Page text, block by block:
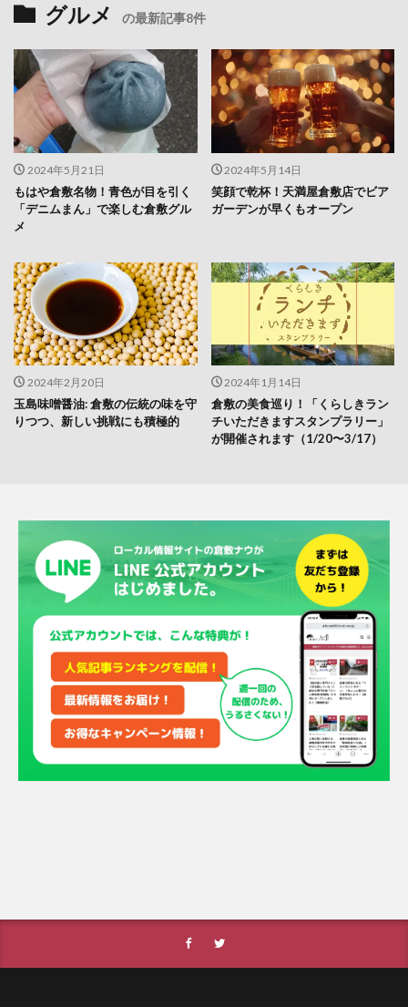
グルメ の最新記事8件
2024年5月21日
もはや倉敷名物！青色が目を引く
「デニムまん」で楽しむ倉敷グル
メ
2024年5月14日
笑顔で乾杯！天満屋倉敷店でビア
ガーデンが早くもオープン
2024年2月20日
玉島味噌醤油: 倉敷の伝統の味を守
りつつ、新しい挑戦にも積極的
2024年1月14日
倉敷の美食巡り！「くらしきラン
チいただきますスタンプラリー」
が開催されます（1/20〜3/17）